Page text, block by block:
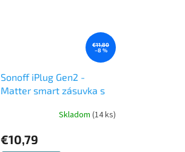
€11,80
–8 %
Sonoff iPlug Gen2 -
Matter smart zásuvka s
Skladom (14 ks)
€10,79